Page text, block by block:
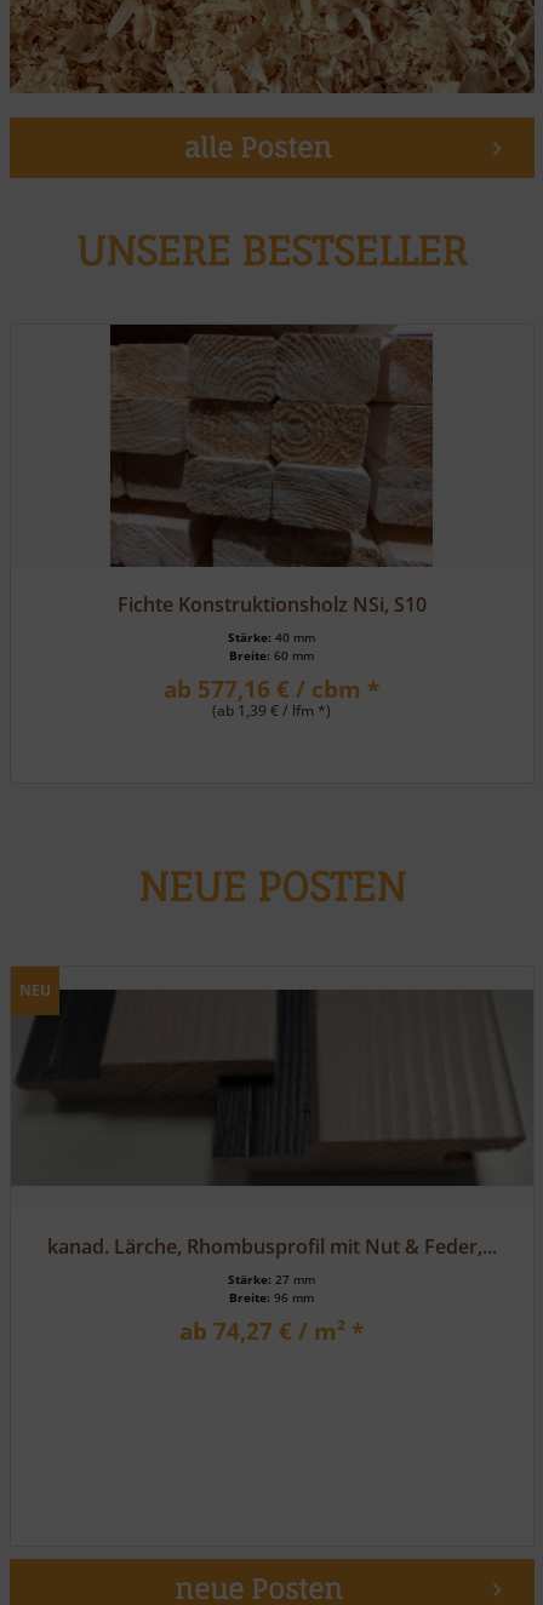
alle Posten
UNSERE BESTSELLER
Muster möglich
Lärche, HS 162 eins. Rundkantenpr./eins. Fasebrett
Stärke: 19 mm
Breite: 116 mm
ab 23,80 € / m² *
NEU
kanad. Lärche, Rhombusprofil mit Nut & Feder,...
Stärke: 27 mm
Breite: 96 mm
ab 74,27 € / m² *
neue Posten
NEUE POSTEN